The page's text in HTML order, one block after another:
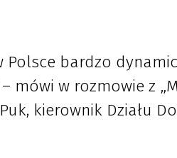
bardzo
mówi w rozmowie z
kierownik Działu